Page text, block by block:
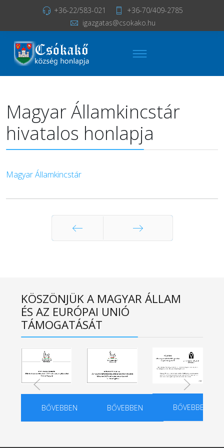
+36-22/583-021
+36-70/409-2785
igazgatas@csokako.hu
Magyar Államkincstár
hivatalos honlapja
Magyar Államkincstár
KÖSZÖNJÜK A MAGYAR ÁLLAM
ÉS AZ EURÓPAI UNIÓ
TÁMOGATÁSÁT
BŐVEBBEN BŐVEBBEN BŐVEBBEN